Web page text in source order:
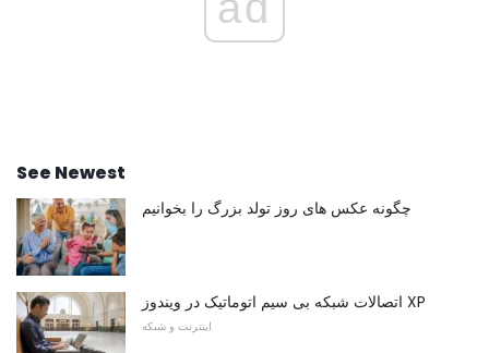
See Newest
چگونه عکس های روز تولد بزرگ را بخوانیم
اتصالات شبکه بی سیم اتوماتیک در ویندوز XP
اینترنت و شبکه